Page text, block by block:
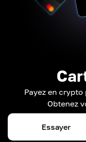
Payez en
Obtenez
Essayer